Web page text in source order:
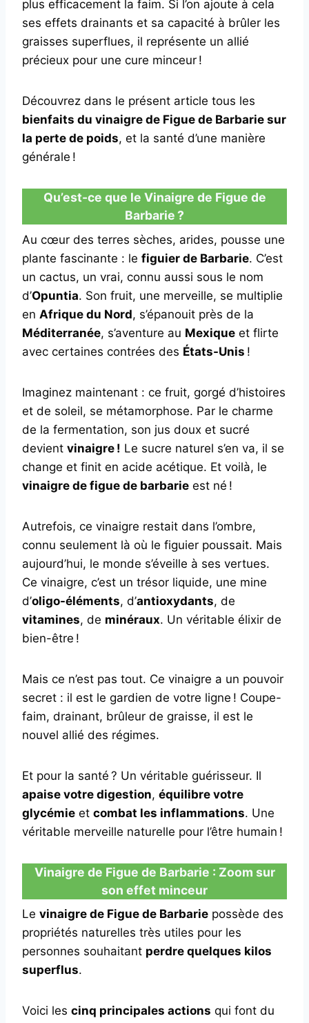
plus efficacement la faim. Si l’on ajoute à cela
ses effets drainants et sa capacité à brûler les
graisses superflues, il représente un allié
précieux pour une cure minceur !
Découvrez dans le présent article tous les
bienfaits du vinaigre de Figue de Barbarie sur
la perte de poids, et la santé d’une manière
générale !
Qu’est-ce que le Vinaigre de Figue de
Barbarie ?
Au cœur des terres sèches, arides, pousse une
plante fascinante : le figuier de Barbarie. C’est
un cactus, un vrai, connu aussi sous le nom
d’Opuntia. Son fruit, une merveille, se multiplie
en Afrique du Nord, s’épanouit près de la
Méditerranée, s’aventure au Mexique et flirte
avec certaines contrées des États-Unis !
Imaginez maintenant : ce fruit, gorgé d’histoires
et de soleil, se métamorphose. Par le charme
de la fermentation, son jus doux et sucré
devient vinaigre ! Le sucre naturel s’en va, il se
change et finit en acide acétique. Et voilà, le
vinaigre de figue de barbarie est né !
Autrefois, ce vinaigre restait dans l’ombre,
connu seulement là où le figuier poussait. Mais
aujourd’hui, le monde s’éveille à ses vertues.
Ce vinaigre, c’est un trésor liquide, une mine
d’oligo-éléments, d’antioxydants, de
vitamines, de minéraux. Un véritable élixir de
bien-être !
Mais ce n’est pas tout. Ce vinaigre a un pouvoir
secret : il est le gardien de votre ligne ! Coupe-
faim, drainant, brûleur de graisse, il est le
nouvel allié des régimes.
Et pour la santé ? Un véritable guérisseur. Il
apaise votre digestion, équilibre votre
glycémie et combat les inflammations. Une
véritable merveille naturelle pour l’être humain !
Vinaigre de Figue de Barbarie : Zoom sur
son effet minceur
Le vinaigre de Figue de Barbarie possède des
propriétés naturelles très utiles pour les
personnes souhaitant perdre quelques kilos
superflus.
Voici les cinq principales actions qui font du